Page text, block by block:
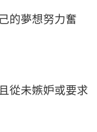
的夢想努力奮
從未嫉妒或要求